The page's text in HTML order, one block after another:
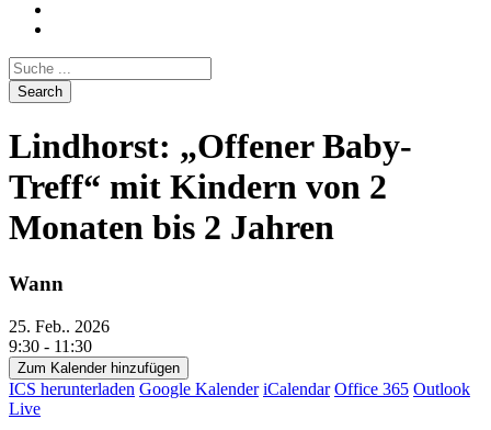
Lindhorst: „Offener Baby-
Treff“ mit Kindern von 2
Monaten bis 2 Jahren
Wann
25. Feb.. 2026
9:30 - 11:30
Zum Kalender hinzufügen
ICS herunterladen Google Kalender iCalendar Office 365 Outlook
Live